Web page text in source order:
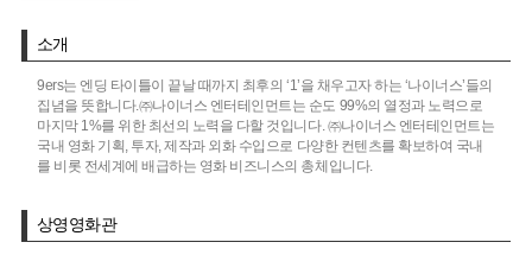
소개
9ers는 엔딩 타이틀이 끝날 때까지 최후의 ‘1’을 채우고자 하는 ‘나이너스’들의
집념을 뜻합니다.㈜나이너스 엔터테인먼트는 순도 99%의 열정과 노력으로
마지막 1%를 위한 최선의 노력을 다할 것입니다. ㈜나이너스 엔터테인먼트는
국내 영화 기획, 투자, 제작과 외화 수입으로 다양한 컨텐츠를 확보하여 국내
를 비롯 전세계에 배급하는 영화 비즈니스의 총체입니다.
상영영화관